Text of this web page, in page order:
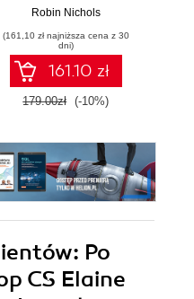
images using
Elements 2024 -
Sixth Edition
Robin Nichols
(161,10 zł najniższa cena z 30
dni)
161.10 zł
179.00zł (-10%)
Po
CS Elaine